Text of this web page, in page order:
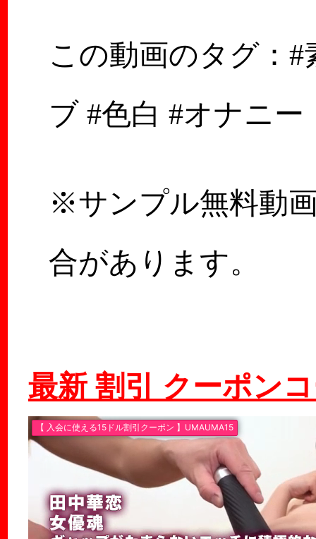
この動画のタグ：
ブ #色白 #オナニー
※サンプル無料動
合があります。
最新 割引 クーポン